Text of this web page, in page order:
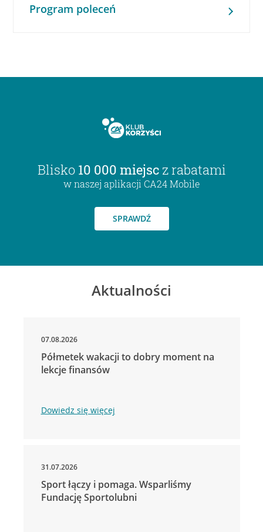
Program poleceń
Blisko 10 000 miejsc z rabatami
w naszej aplikacji CA24 Mobile
SPRAWDŹ
Aktualności
07.08.2026
Półmetek wakacji to dobry moment na
lekcje finansów
Dowiedz się więcej
31.07.2026
Sport łączy i pomaga. Wsparliśmy
Fundację Sportolubni